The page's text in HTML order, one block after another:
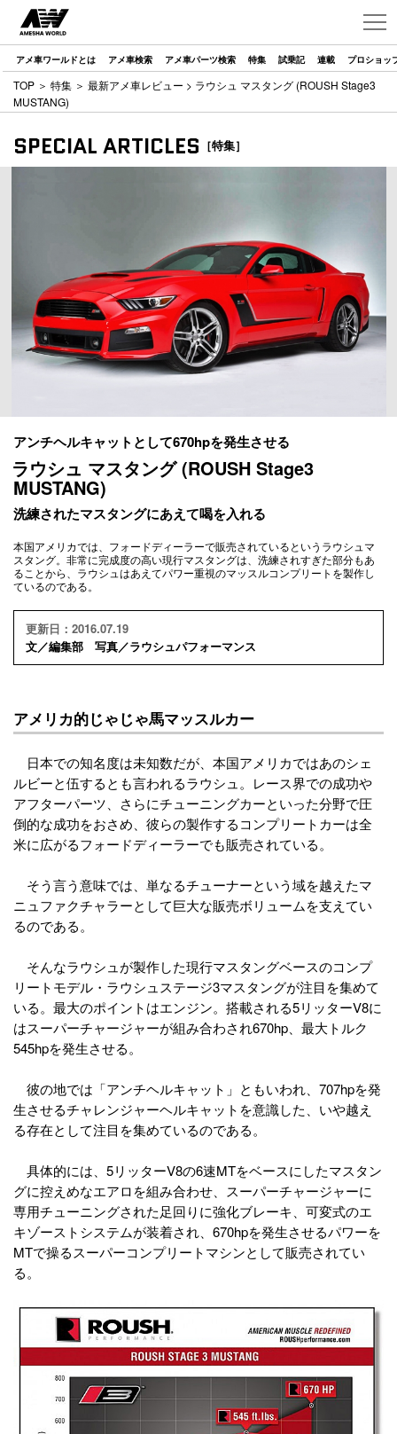
アメ車ワールドとは アメ車検索 アメ車パーツ検索 特集 試乗記 連載 プロショッ
TOP ＞ 特集 ＞ 最新アメ車レビュー > ラウシュ マスタング (ROUSH Stage3
MUSTANG)
SPECIAL ARTICLES ［特集］
アンチヘルキャットとして670hpを発生させる
ラウシュ マスタング (ROUSH Stage3
MUSTANG)
洗練されたマスタングにあえて喝を入れる
本国アメリカでは、フォードディーラーで販売されているというラウシュマ
スタング。非常に完成度の高い現行マスタングは、洗練されすぎた部分もあ
ることから、ラウシュはあえてパワー重視のマッスルコンプリートを製作し
ているのである。
更新日：2016.07.19
文／編集部 写真／ラウシュパフォーマンス
アメリカ的じゃじゃ馬マッスルカー
日本での知名度は未知数だが、本国アメリカではあのシェ
ルビーと伍するとも言われるラウシュ。レース界での成功や
アフターパーツ、さらにチューニングカーといった分野で圧
倒的な成功をおさめ、彼らの製作するコンプリートカーは全
米に広がるフォードディーラーでも販売されている。
そう言う意味では、単なるチューナーという域を越えたマ
ニュファクチャラーとして巨大な販売ボリュームを支えてい
るのである。
そんなラウシュが製作した現行マスタングベースのコンプ
リートモデル・ラウシュステージ3マスタングが注目を集めて
いる。最大のポイントはエンジン。搭載される5リッターV8に
はスーパーチャージャーが組み合わされ670hp、最大トルク
545hpを発生させる。
彼の地では「アンチヘルキャット」ともいわれ、707hpを発
生させるチャレンジャーヘルキャットを意識した、いや越え
る存在として注目を集めているのである。
具体的には、5リッターV8の6速MTをベースにしたマスタン
グに控えめなエアロを組み合わせ、スーパーチャージャーに
専用チューニングされた足回りに強化ブレーキ、可変式のエ
キゾーストシステムが装着され、670hpを発生させるパワーを
MTで操るスーパーコンプリートマシンとして販売されてい
る。